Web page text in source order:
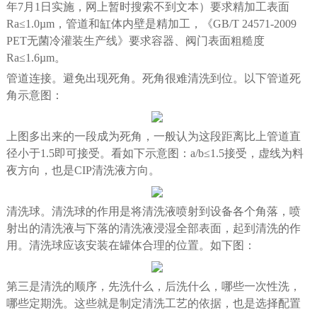
年7月1日实施，网上暂时搜索不到文本）要求精加工表面
Ra≤1.0µm，管道和缸体内壁是精加工，《GB/T 24571-2009
PET无菌冷灌装生产线》要求容器、阀门表面粗糙度
Ra≤1.6µm。
管道连接。避免出现死角。死角很难清洗到位。以下管道死
角示意图：
上图多出来的一段成为死角，一般认为这段距离比上管道直
径小于1.5即可接受。看如下示意图：a/b≤1.5接受，虚线为料
夜方向，也是CIP清洗液方向。
清洗球。清洗球的作用是将清洗液喷射到设备各个角落，喷
射出的清洗液与下落的清洗液浸湿全部表面，起到清洗的作
用。清洗球应该安装在罐体合理的位置。如下图：
第三是清洗的顺序，先洗什么，后洗什么，哪些一次性洗，
哪些定期洗。这些就是制定清洗工艺的依据，也是选择配置